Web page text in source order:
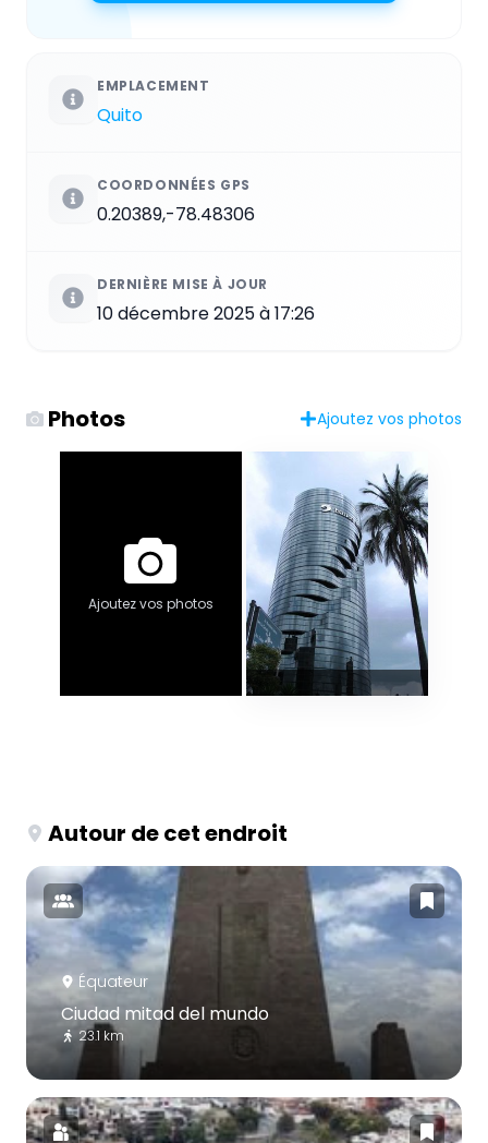
EMPLACEMENT
Quito
COORDONNÉES GPS
0.20389,-78.48306
DERNIÈRE MISE À JOUR
10 décembre 2025 à 17:26
Photos Ajoutez vos photos
Ajoutez vos photos
Autour de cet endroit
Équateur
Ciudad mitad del mundo
23.1 km